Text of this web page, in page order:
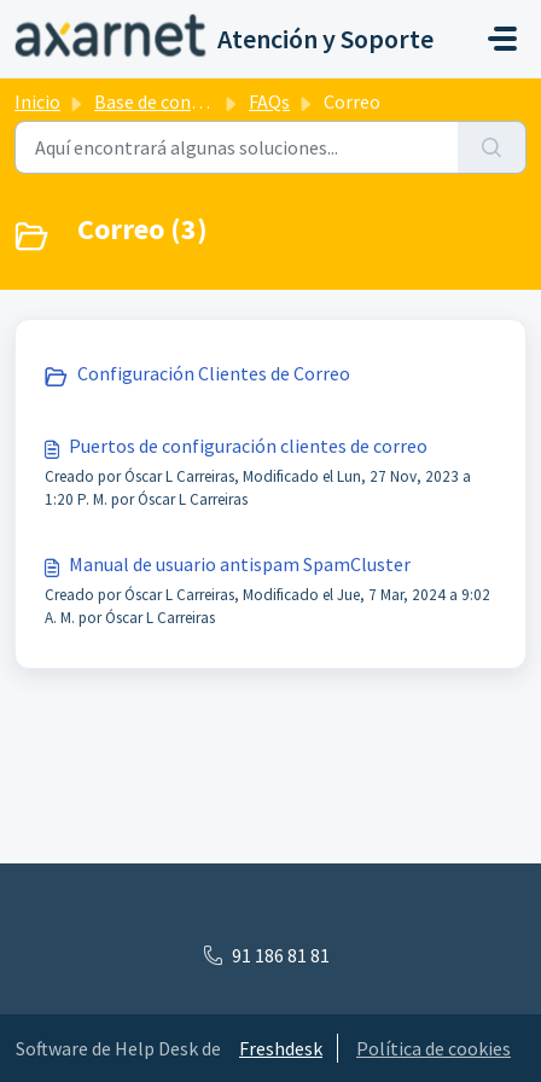
Saltar al contenido principal
Atención y Soporte
Inicio Base de conocimientos FAQs Correo
Correo (3)
Configuración Clientes de Correo
Puertos de configuración clientes de correo
Creado por Óscar L Carreiras, Modificado el Lun, 27 Nov, 2023 a
1:20 P. M. por Óscar L Carreiras
Manual de usuario antispam SpamCluster
Creado por Óscar L Carreiras, Modificado el Jue, 7 Mar, 2024 a 9:02
A. M. por Óscar L Carreiras
91 186 81 81
Software de Help Desk de Freshdesk Política de cookies